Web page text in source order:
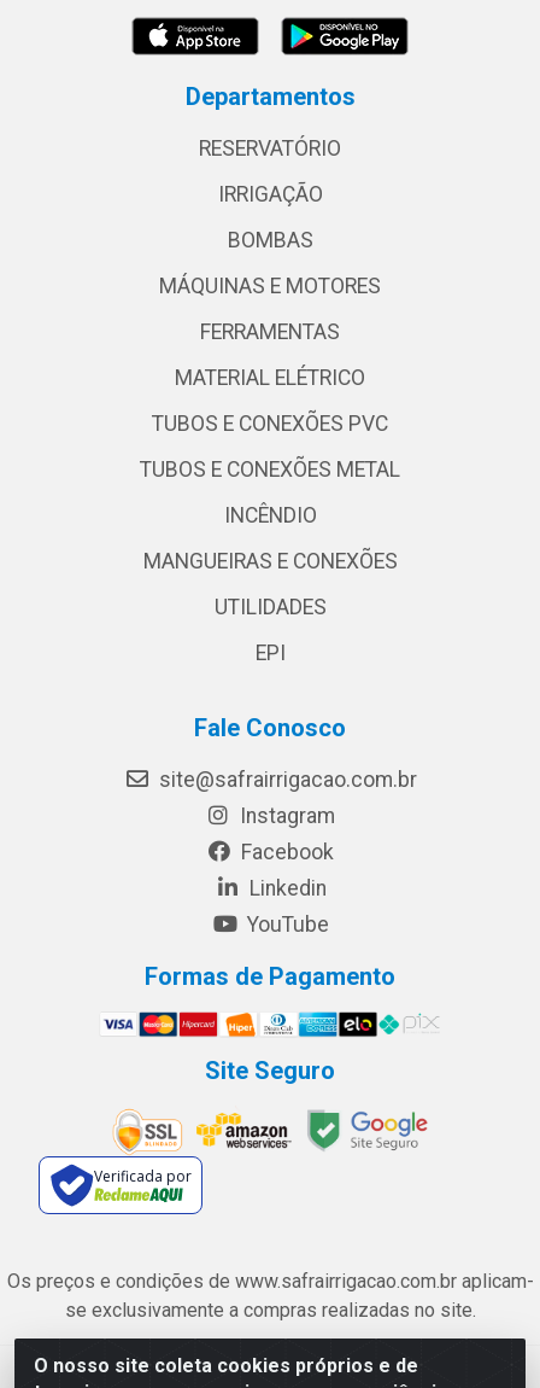
O nosso site coleta cookies próprios e de
Departamentos
RESERVATÓRIO
IRRIGAÇÃO
BOMBAS
MÁQUINAS E MOTORES
FERRAMENTAS
MATERIAL ELÉTRICO
TUBOS E CONEXÕES PVC
TUBOS E CONEXÕES METAL
INCÊNDIO
MANGUEIRAS E CONEXÕES
UTILIDADES
EPI
Fale Conosco
site@safrairrigacao.com.br
Instagram
Facebook
Linkedin
YouTube
Formas de Pagamento
Site Seguro
Verificada por
Os preços e condições de www.safrairrigacao.com.br aplicam-
se exclusivamente a compras realizadas no site.
Safra Agrícola e Pecuária LTDA - Avenida Castelo Branco, 5330 -